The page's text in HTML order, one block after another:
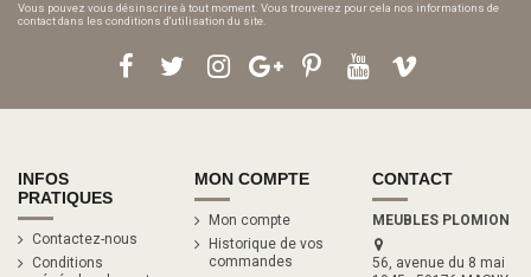
Vous pouvez vous désinscrire à tout moment. Vous trouverez pour cela nos informations de
contact dans les conditions d'utilisation du site.
INFOS
PRATIQUES
Contactez-nous
Conditions
MON COMPTE
Mon compte
Historique de vos
commandes
CONTACT
MEUBLES PLOMION
56, avenue du 8 mai